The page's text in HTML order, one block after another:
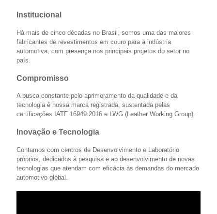
Institucional
Há mais de cinco décadas no Brasil, somos uma das maiores
fabricantes de revestimentos em couro para a indústria
automotiva, com presença nos principais projetos do setor no
país.
Compromisso
A busca constante pelo aprimoramento da qualidade e da
tecnologia é nossa marca registrada, sustentada pelas
certificações IATF 16949:2016 e LWG (Leather Working Group).
Inovação e Tecnologia
Contamos com centros de Desenvolvimento e Laboratório
próprios, dedicados à pesquisa e ao desenvolvimento de novas
tecnologias que atendam com eficácia às demandas do mercado
automotivo global.